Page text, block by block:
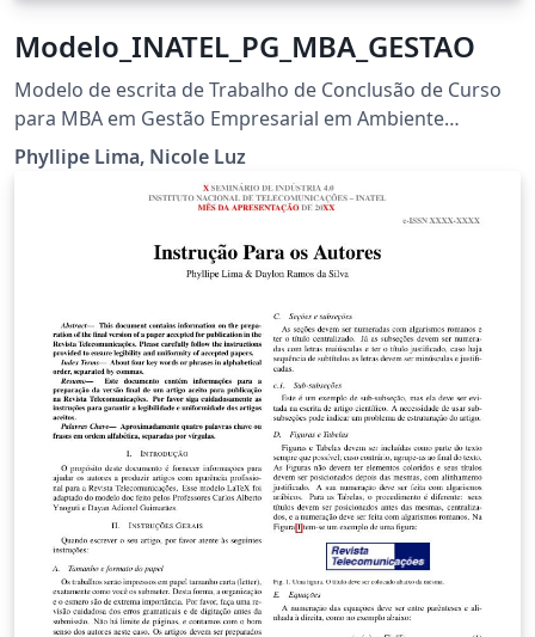
Modelo_INATEL_PG_MBA_GESTAO
Modelo de escrita de Trabalho de Conclusão de Curso
para MBA em Gestão Empresarial em Ambiente
Tecnológico
Phyllipe Lima, Nicole Luz